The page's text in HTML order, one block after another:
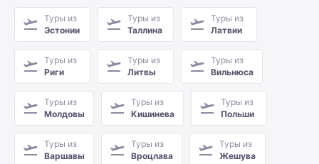
Туры из
Эстонии
Туры из
Таллина
Туры из
Латвии
Туры из
Риги
Туры из
Литвы
Туры из
Вильнюса
Туры из
Молдовы
Туры из
Кишинева
Туры из
Польши
Туры из
Варшавы
Туры из
Вроцлава
Туры из
Жешува